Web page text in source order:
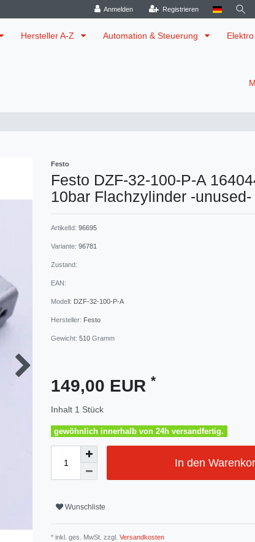
Anmelden Registrieren
Hersteller A-Z Automation & Steuerung
Festo
Festo DZF-32-100-P-A
10bar Flachzylinder -unused-
ArtikelId: 96695
Variante: 96781
Zustand:
EAN:
Modell: DZF-32-100-P-A
Hersteller: Festo
Gewicht: 510 Gramm
149,00 EUR *
Inhalt 1 Stück
gewöhnlich innerhalb von 24h versandfertig.
In den
Wunschliste
* inkl. ges. MwSt. zzgl. Versandkosten